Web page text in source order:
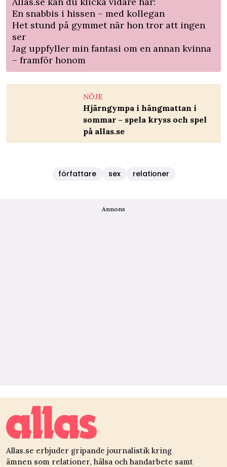
En snabbis i hissen – med kollegan
Het stund på gymmet när hon tror att ingen
ser
Jag uppfyller min fantasi om en annan kvinna
– framför honom
NÖJE
Hjärngympa i hängmattan i
sommar – spela kryss och spel
på allas.se
författare sex relationer
Annons
Allas.se erbjuder gripande journalistik kring
ämnen som relationer, hälsa och handarbete samt